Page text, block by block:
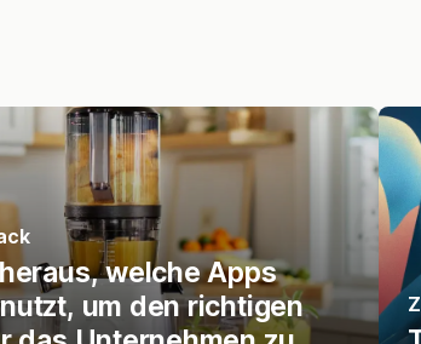
welche Apps
um den richtigen